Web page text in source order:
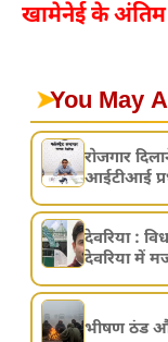
खामेनेई के अंतिम
➤You May
रोजगार
आईटीआई
देवरिया :
देवरिया में
भीषण ठंड